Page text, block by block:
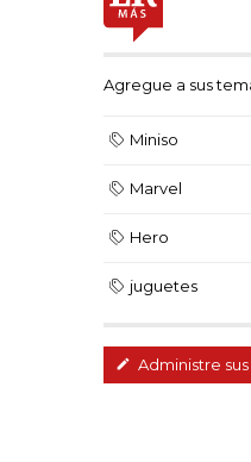
Agregue a sus
Miniso
Marvel
Hero
juguetes
Administre